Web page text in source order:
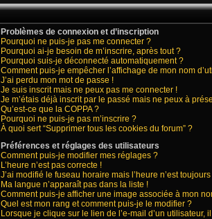
Problèmes de connexion et d’inscription
Pourquoi ne puis-je pas me connecter ?
Pourquoi ai-je besoin de m’inscrire, après tout ?
Pourquoi suis-je déconnecté automatiquement ?
Comment puis-je empêcher l’affichage de mon nom
J’ai perdu mon mot de passe !
Je suis inscrit mais ne peux pas me connecter !
Je m’étais déjà inscrit par le passé mais ne peux à
Qu’est-ce que la COPPA ?
Pourquoi ne puis-je pas m’inscrire ?
À quoi sert “Supprimer tous les cookies du forum” ?
Préférences et réglages des utilisateurs
Comment puis-je modifier mes réglages ?
L’heure n’est pas correcte !
J’ai modifié le fuseau horaire mais l’heure n’est
Ma langue n’apparaît pas dans la liste !
Comment puis-je afficher une image associée à mon
Quel est mon rang et comment puis-je le modifier ?
Lorsque je clique sur le lien de l’e-mail d’un utilisateur,